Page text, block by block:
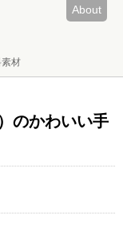
About
材
のかわいい手